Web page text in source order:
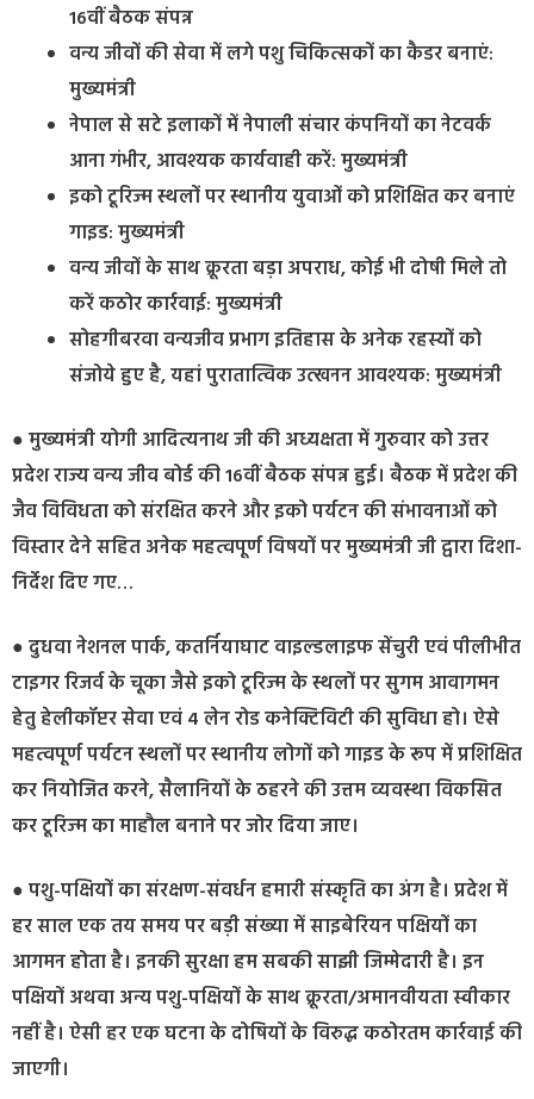
16वीं बैठक संपन्न
वन्य जीवों की सेवा में लगे पशु चिकित्सकों का कैडर बनाएं:
मुख्यमंत्री
नेपाल से सटे इलाकों में नेपाली संचार कंपनियों का नेटवर्क
आना गंभीर, आवश्यक कार्यवाही करें: मुख्यमंत्री
इको टूरिज्म स्थलों पर स्थानीय युवाओं को प्रशिक्षित कर बनाएं
गाइड: मुख्यमंत्री
वन्य जीवों के साथ क्रूरता बड़ा अपराध, कोई भी दोषी मिले तो
करें कठोर कार्रवाई: मुख्यमंत्री
सोहगीबरवा वन्यजीव प्रभाग इतिहास के अनेक रहस्यों को
संजोये हुए है, यहां पुरातात्विक उत्खनन आवश्यक: मुख्यमंत्री
● मुख्यमंत्री योगी आदित्यनाथ जी की अध्यक्षता में गुरुवार को उत्तर
प्रदेश राज्य वन्य जीव बोर्ड की 16वीं बैठक संपन्न हुई। बैठक में प्रदेश की
जैव विविधता को संरक्षित करने और इको पर्यटन की संभावनाओं को
विस्तार देने सहित अनेक महत्वपूर्ण विषयों पर मुख्यमंत्री जी द्वारा दिशा-
निर्देश दिए गए…
● दुधवा नेशनल पार्क, कतर्नियाघाट वाइल्डलाइफ सेंचुरी एवं पीलीभीत
टाइगर रिजर्व के चूका जैसे इको टूरिज्म के स्थलों पर सुगम आवागमन
हेतु हेलीकॉप्टर सेवा एवं 4 लेन रोड कनेक्टिविटी की सुविधा हो। ऐसे
महत्वपूर्ण पर्यटन स्थलों पर स्थानीय लोगों को गाइड के रूप में प्रशिक्षित
कर नियोजित करने, सैलानियों के ठहरने की उत्तम व्यवस्था विकसित
कर टूरिज्म का माहौल बनाने पर जोर दिया जाए।
● पशु-पक्षियों का संरक्षण-संवर्धन हमारी संस्कृति का अंग है। प्रदेश में
हर साल एक तय समय पर बड़ी संख्या में साइबेरियन पक्षियों का
आगमन होता है। इनकी सुरक्षा हम सबकी साझी जिम्मेदारी है। इन
पक्षियों अथवा अन्य पशु-पक्षियों के साथ क्रूरता/अमानवीयता स्वीकार
नहीं है। ऐसी हर एक घटना के दोषियों के विरुद्ध कठोरतम कार्रवाई की
जाएगी।